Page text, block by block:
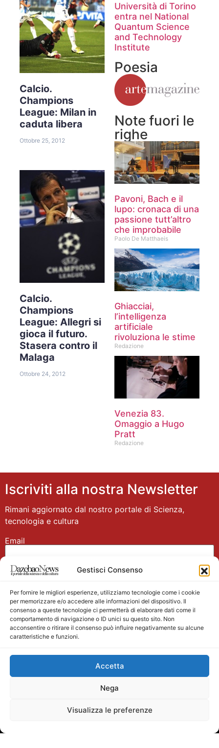
Gestisci Consenso
Per fornire le migliori esperienze, utilizziamo tecnologie come i cookie
per memorizzare e/o accedere alle informazioni del dispositivo. Il
consenso a queste tecnologie ci permetterà di elaborare dati come il
comportamento di navigazione o ID unici su questo sito. Non
acconsentire o ritirare il consenso può influire negativamente su alcune
caratteristiche e funzioni.
Accetta
Nega
Visualizza le preferenze
Calcio.
Champions
League: Milan in
caduta libera
Ottobre 25, 2012
Calcio.
Champions
League: Allegri si
gioca il futuro.
Stasera contro il
Malaga
Ottobre 24, 2012
Università di Torino
entra nel National
Quantum Science
and Technology
Institute
Poesia
Note fuori le
righe
Pavoni, Bach e il
lupo: cronaca di una
passione tutt’altro
che improbabile
Paolo De Matthaeis
Ghiacciai,
l’intelligenza
artificiale
rivoluziona le stime
Redazione
Venezia 83.
Omaggio a Hugo
Pratt
Redazione
Iscriviti alla nostra Newsletter
Rimani aggiornato dal nostro portale di Scienza,
tecnologia e cultura
Email
Nome
Main partner
Testata giornalistica registrata presso il Tribunale di